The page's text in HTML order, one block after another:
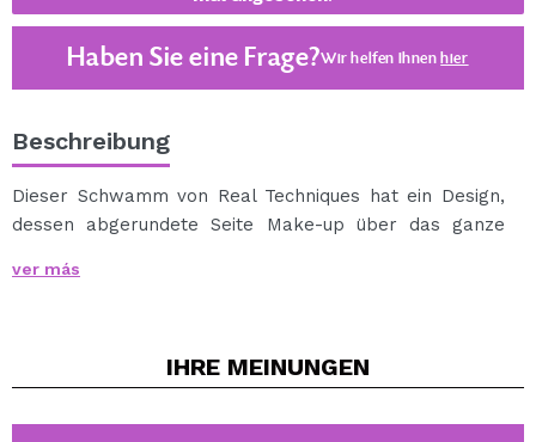
Haben Sie eine Frage?Wir helfen Ihnenhier
Beschreibung
Dieser Schwamm von Real Techniques hat ein Design,
dessen abgerundete Seite Make-up über das ganze
abdeckt und dessen flache Kante um Augen und Nase
Reise mitnehmen und Ihr Make-up überall nachbessern
Das Make-up-Schwamm-Kit und die Reisetasche, die
ver más
IHRE MEINUNGEN